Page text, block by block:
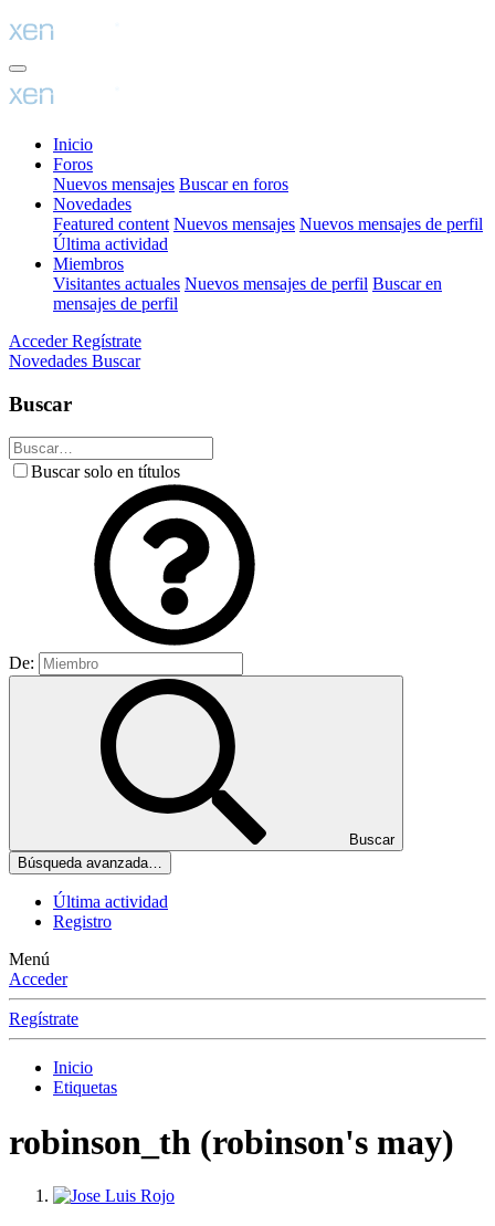
Inicio
Foros
Nuevos mensajes Buscar en foros
Novedades
Featured content Nuevos mensajes Nuevos mensajes de perfil
Última actividad
Miembros
Visitantes actuales Nuevos mensajes de perfil Buscar en
mensajes de perfil
Acceder Regístrate
Novedades Buscar
Buscar
Buscar solo en títulos
De:
Buscar
Búsqueda avanzada…
Última actividad
Registro
Menú
Acceder
Regístrate
Inicio
Etiquetas
robinson_th (robinson's may)